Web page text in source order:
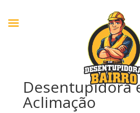
Desentupidora
Aclimação